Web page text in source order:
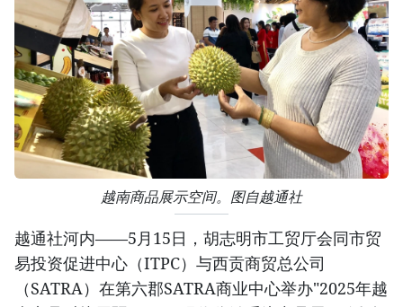
越南商品展示空间。图自越通社
越通社河内——5月15日，胡志明市工贸厅会同市贸
易投资促进中心（ITPC）与西贡商贸总公司
（SATRA）在第六郡SATRA商业中心举办"2025年越